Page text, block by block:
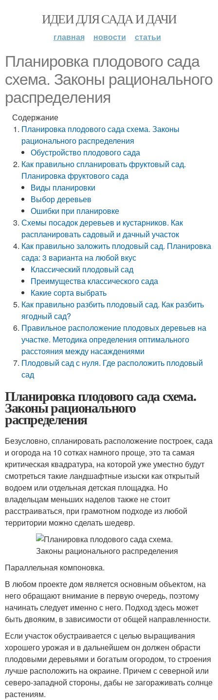
ИДЕИ ДЛЯ САДА И ДАЧИ
главная новости статьи
Планировка плодового сада
схема. Законы рационального
распределения
Содержание
Планировка плодового сада схема. Законы
рационального распределения
Обустройство плодового сада
Как правильно спланировать фруктовый сад.
Планировка фруктового сада
Виды планировки
Выбор деревьев
Ошибки при планировке
Схемы посадок деревьев и кустарников. Как
распланировать садовый и дачный участок
Как правильно заложить плодовый сад. Планировка
сада: 3 варианта на любой вкус
Классический плодовый сад
Преимущества классического сада
Какие сорта выбрать
Как правильно разбить плодовый сад. Как разбить
ягодный сад?
Правильное расположение плодовых деревьев на
участке. Методика определения оптимального
расстояния между насаждениями
Плодовый сад с нуля. Где расположить плодовый
сад
Планировка плодового сада схема.
Законы рационального
распределения
Безусловно, спланировать расположение построек, сада
и огорода на 10 сотках намного проще, это та самая
критическая квадратура, на которой уже уместно будут
смотреться такие ландшафтные изыски как открытый
водоем или отдельная детская площадка. Но
владельцам меньших наделов также не стоит
расстраиваться, при грамотном подходе из любой
территории можно сделать шедевр.
Параллельная компоновка.
В любом проекте дом является основным объектом, на
него обращают внимание в первую очередь, поэтому
начинать следует именно с него. Подход здесь может
быть двояким, в зависимости от общей направленности.
Если участок обустраивается с целью выращивания
хорошего урожая и в дальнейшем он должен обрасти
плодовыми деревьями и богатым огородом, то строения
лучше расположить на окраине. Причем с северной или
северо-западной стороны, дабы не загораживать солнце
растениям.